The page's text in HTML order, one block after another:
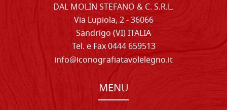
DAL MOLIN STEFANO & C. S.R.L.
Via Lupiola, 2 - 36066
Sandrigo (VI) ITALIA
Tel. e Fax 0444 659513
info@iconografiatavolelegno.it
MENU